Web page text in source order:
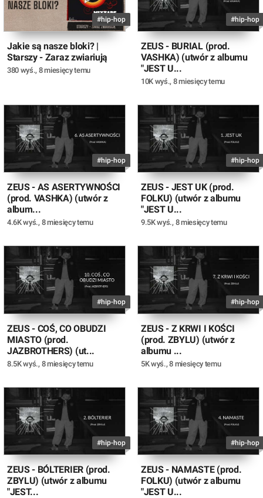
#hip-hop
Jakie są nasze bloki? |
Starszy - Zaraz zwiariują
380 wyś., 8 miesięcy temu
#hip-hop
ZEUS - BURIAL (prod.
VASHKA) (utwór z albumu
"JEST U...
10K wyś., 8 miesięcy temu
#hip-hop
ZEUS - AS ASERTYWNOŚCI
(prod. VASHKA) (utwór z
album...
4.6K wyś., 8 miesięcy temu
#hip-hop
ZEUS - JEST UK (prod.
FOLKU) (utwór z albumu
"JEST U...
9.5K wyś., 8 miesięcy temu
#hip-hop
ZEUS - COŚ, CO OBUDZI
MIASTO (prod.
JAZBROTHERS) (ut...
8.5K wyś., 8 miesięcy temu
#hip-hop
ZEUS - Z KRWI I KOŚCI
(prod. ZBYLU) (utwór z
albumu ...
5K wyś.,8 miesięcy temu
#hip-hop
ZEUS - BÓLTERIER (prod.
ZBYLU) (utwór z albumu
"JEST...
#hip-hop
ZEUS - NAMASTE (prod.
FOLKU) (utwór z albumu
"JEST U...